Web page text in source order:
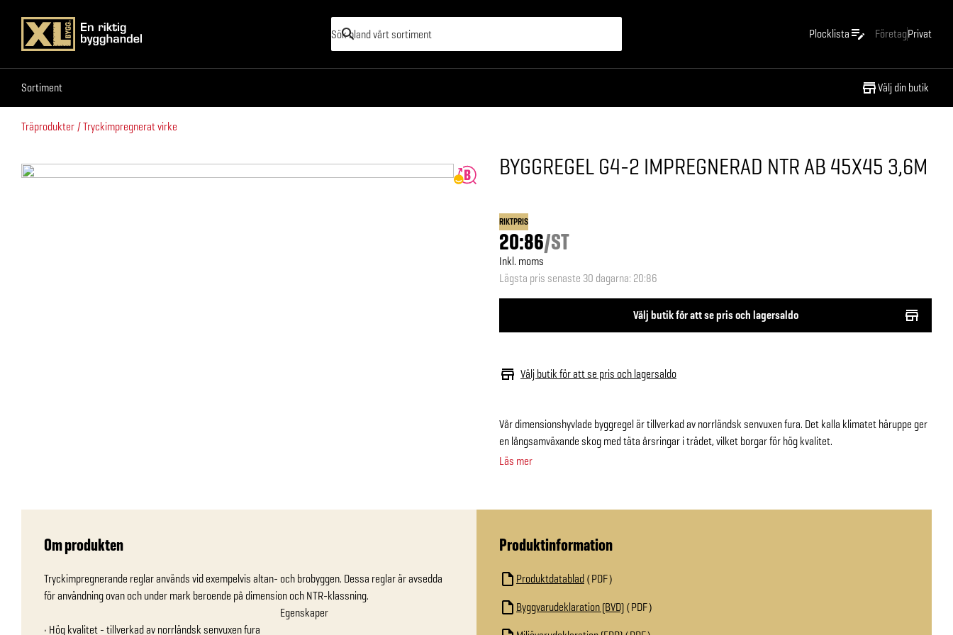
Plocklista FöretagPrivat
Sortiment Välj din butik
Sortiment
Träprodukter Tryckimpregnerat virke
BYGGREGEL G4-2 IMPREGNERAD NTR AB 45X45 3,6M
RIKTPRIS
20:86/ST
Inkl. moms
Lägsta pris senaste 30 dagarna: 20:86
Välj butik för att se pris och lagersaldo
Välj butik för att se pris och lagersaldo
Vår dimensionshyvlade byggregel är tillverkad av norrländsk senvuxen fura. Det kalla klimatet häruppe ger
en långsamväxande skog med täta årsringar i trädet, vilket borgar för hög kvalitet.
Läs mer
Om produkten
Tryckimpregnerande reglar används vid exempelvis altan- och brobyggen. Dessa reglar är avsedda
för användning ovan och under mark beroende på dimension och NTR-klassning.
• Hög kvalitet - tillverkad av norrländsk senvuxen fura
Produktinformation
Produktdatablad PDF
Byggvarudeklaration (BVD) PDF